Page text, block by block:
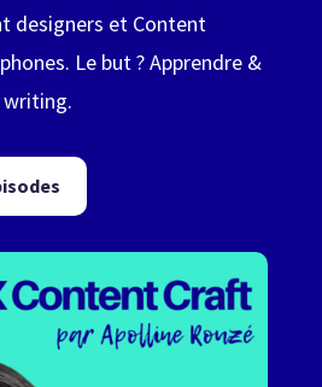
designers et Content
Le but ? Apprendre &
writing.